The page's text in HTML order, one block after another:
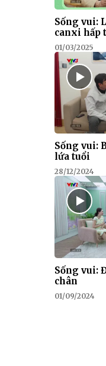
Sống vui:
canxi hấp
01/03/2025
Sống vui:
lứa tuổi
28/12/2024
Sống vui:
chân
01/09/2024